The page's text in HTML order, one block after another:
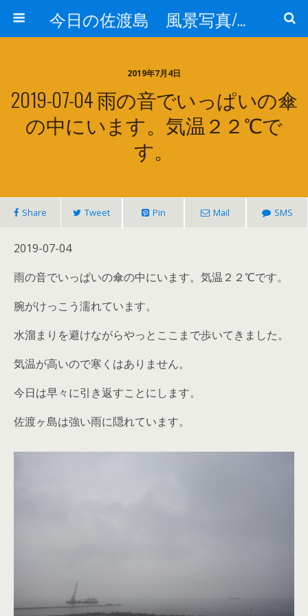
今日の佐渡島 風景写真/天気/お酒/お米/温泉
2019年7月4日
2019-07-04 雨の音でいっぱいの傘
の中にいます。気温２２℃で
す。
Share Tweet Pin Mail SMS
2019-07-04
雨の音でいっぱいの傘の中にいます。気温２２℃です。
腕がけっこう濡れています。
水溜まりを避けながらやっとここまで歩いてきました。
気温が高いので寒くはありません。
今日は早々に引き返すことにします。
佐渡ヶ島は強い雨に隠れています。